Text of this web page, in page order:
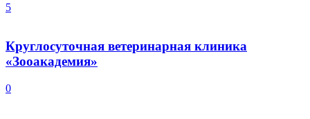
5
Круглосуточная ветеринарная клиника
«Зооакадемия»
0